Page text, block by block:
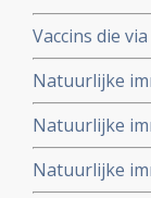
Vaccins die
Twee mond-
Natuurlijke
vs 23
Natuurlijke
Zweeds
nagenoeg
Natuurlijke